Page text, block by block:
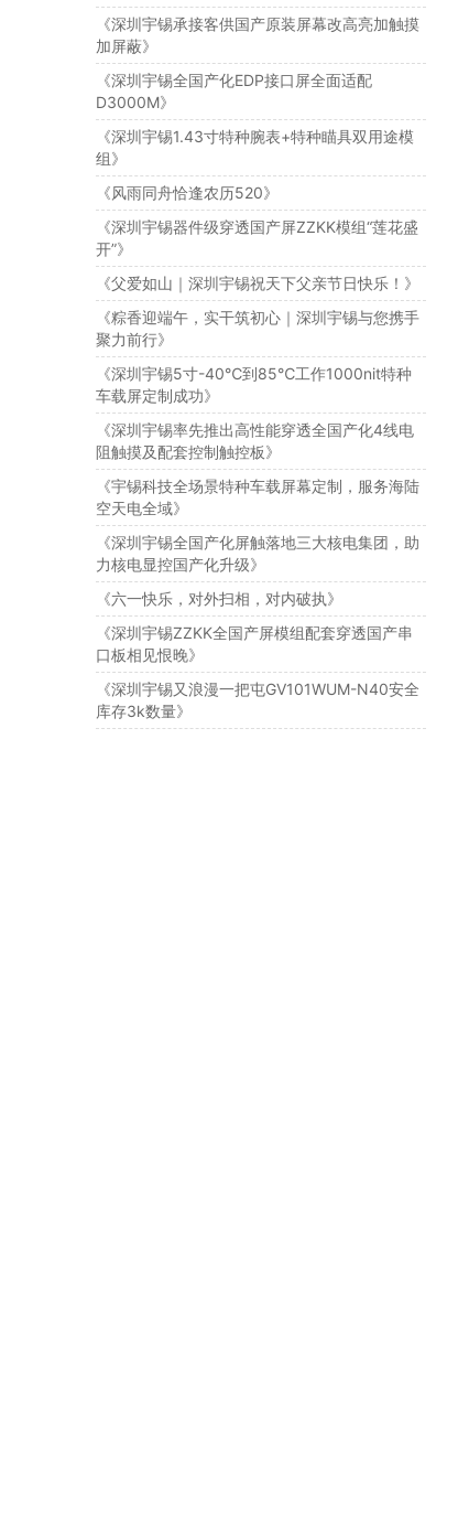
《深圳宇锡承接客供国产原装屏幕改高亮加触摸
加屏蔽》
《深圳宇锡全国产化EDP接口屏全面适配
D3000M》
《深圳宇锡1.43寸特种腕表+特种瞄具双用途模
组》
《风雨同舟恰逢农历520》
《深圳宇锡器件级穿透国产屏ZZKK模组“莲花盛
开”》
《父爱如山｜深圳宇锡祝天下父亲节日快乐！》
《粽香迎端午，实干筑初心｜深圳宇锡与您携手
聚力前行》
《深圳宇锡5寸-40℃到85℃工作1000nit特种
车载屏定制成功》
《深圳宇锡率先推出高性能穿透全国产化4线电
阻触摸及配套控制触控板》
《宇锡科技全场景特种车载屏幕定制，服务海陆
空天电全域》
《深圳宇锡全国产化屏触落地三大核电集团，助
力核电显控国产化升级》
《六一快乐，对外扫相，对内破执》
《深圳宇锡ZZKK全国产屏模组配套穿透国产串
口板相见恨晚》
《深圳宇锡又浪漫一把屯GV101WUM-N40安全
库存3k数量》